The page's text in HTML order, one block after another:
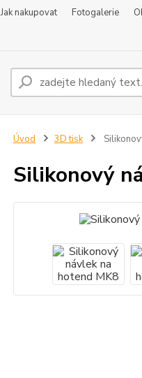
Jak nakupovat Fotogalerie
Úvod 3D tisk
Silikonový